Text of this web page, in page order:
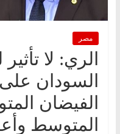
مصر
الري: لا
السودان
الفيضان
المتوسط